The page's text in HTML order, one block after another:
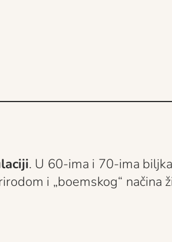
. U 60-ima i 70-ima
i „boemskog“ načina